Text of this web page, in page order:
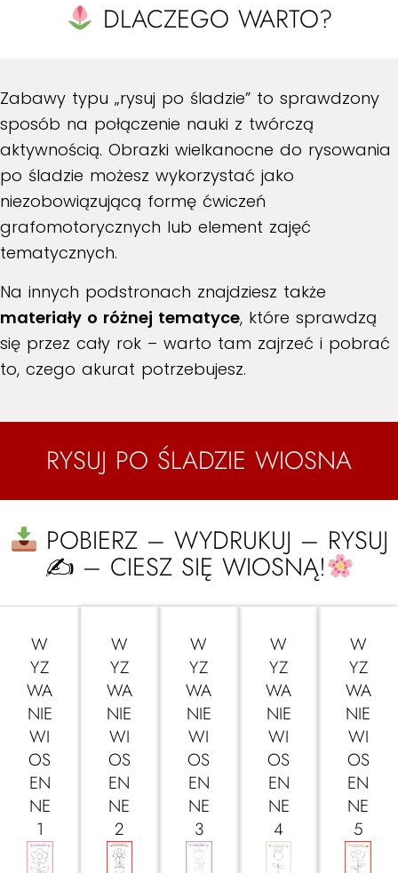
DLACZEGO WARTO?
Zabawy typu „rysuj po śladzie” to sprawdzony
sposób na połączenie nauki z twórczą
aktywnością. Obrazki wielkanocne do rysowania
po śladzie możesz wykorzystać jako
niezobowiązującą formę ćwiczeń
grafomotorycznych lub element zajęć
tematycznych.
Na innych podstronach znajdziesz także
materiały o różnej tematyce, które sprawdzą
się przez cały rok – warto tam zajrzeć i pobrać
to, czego akurat potrzebujesz.
RYSUJ PO ŚLADZIE WIOSNA
POBIERZ – WYDRUKUJ – RYSUJ
✍– CIESZ SIĘ WIOSNĄ!
W
YZ
WA
NIE
WI
OS
EN
NE
1
W
YZ
WA
NIE
WI
OS
EN
NE
2
W
YZ
WA
NIE
WI
OS
EN
NE
3
W
YZ
WA
NIE
WI
OS
EN
NE
4
W
YZ
WA
NIE
WI
OS
EN
NE
5